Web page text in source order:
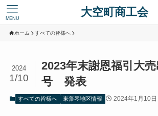
大空町商工会
MENU
ホーム すべての皆様へ
2023年末謝恩福引大
号 発表
2024
1/10
すべての皆様へ 東藻琴地区情報 2024年1月10日